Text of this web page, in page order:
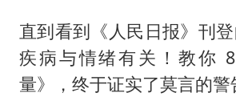
直到看到《人民日报》刊
疾病与情绪有关！教你
量》，终于证实了莫言的警